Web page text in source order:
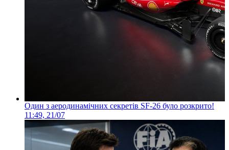
Один з аеродинамічних секретів SF-26 було розкрито!
11:49, 21/07